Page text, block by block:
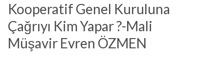
Kooperatif Genel Kuruluna
Çağrıyı Kim Yapar ?-Mali
Müşavir Evren ÖZMEN